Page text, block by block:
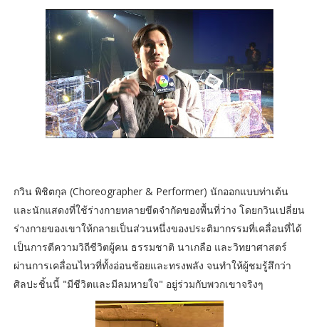
กวิน พิชิตกุล (Choreographer & Performer) นักออกแบบท่าเต้น
และนักแสดงที่ใช้ร่างกายทลายขีดจำกัดของพื้นที่ว่าง โดยกวินเปลี่ยน
ร่างกายของเขาให้กลายเป็นส่วนหนึ่งของประติมากรรมที่เคลื่อนที่ได้
เป็นการตีความวิถีชีวิตผู้คน ธรรมชาติ นาเกลือ และวิทยาศาสตร์
ผ่านการเคลื่อนไหวที่ทั้งอ่อนช้อยและทรงพลัง จนทำให้ผู้ชมรู้สึกว่า
ศิลปะชิ้นนี้ "มีชีวิตและมีลมหายใจ" อยู่ร่วมกับพวกเขาจริงๆ